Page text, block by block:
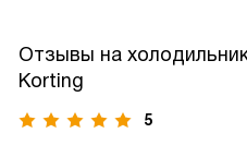
Отзывы на
Korting
5